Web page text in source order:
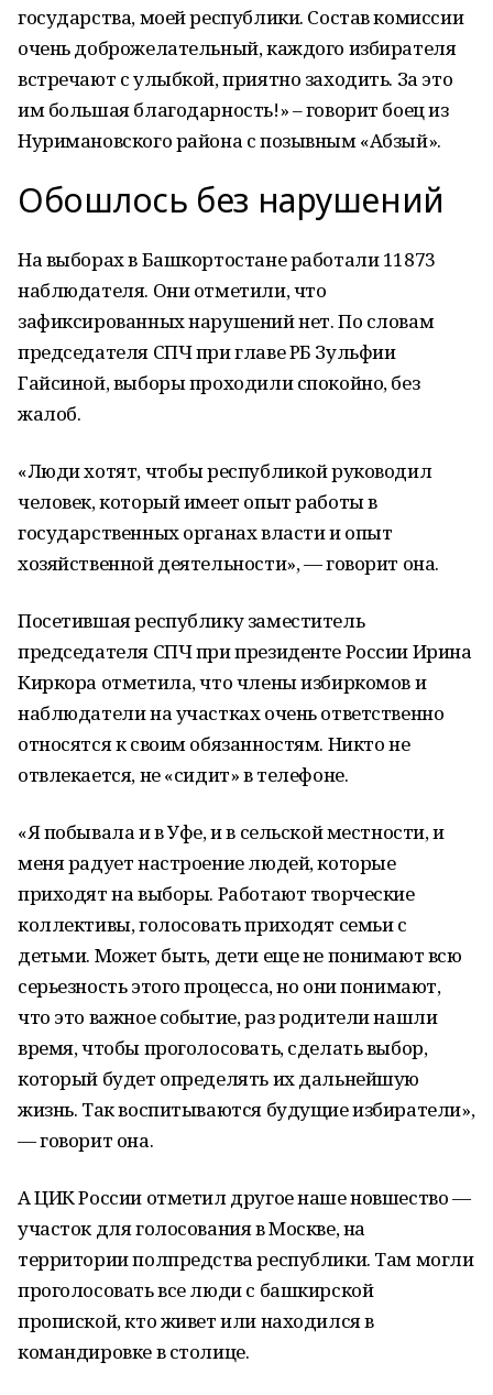
государства, моей республики. Состав комиссии
очень доброжелательный, каждого избирателя
встречают с улыбкой, приятно заходить. За это
им большая благодарность!» – говорит боец из
Нуримановского района с позывным «Абзый».
Обошлось без нарушений
На выборах в Башкортостане работали 11873
наблюдателя. Они отметили, что
зафиксированных нарушений нет. По словам
председателя СПЧ при главе РБ Зульфии
Гайсиной, выборы проходили спокойно, без
жалоб.
«Люди хотят, чтобы республикой руководил
человек, который имеет опыт работы в
государственных органах власти и опыт
хозяйственной деятельности», — говорит она.
Посетившая республику заместитель
председателя СПЧ при президенте России Ирина
Киркора отметила, что члены избиркомов и
наблюдатели на участках очень ответственно
относятся к своим обязанностям. Никто не
отвлекается, не «сидит» в телефоне.
«Я побывала и в Уфе, и в сельской местности, и
меня радует настроение людей, которые
приходят на выборы. Работают творческие
коллективы, голосовать приходят семьи с
детьми. Может быть, дети еще не понимают всю
серьезность этого процесса, но они понимают,
что это важное событие, раз родители нашли
время, чтобы проголосовать, сделать выбор,
который будет определять их дальнейшую
жизнь. Так воспитываются будущие избиратели»,
— говорит она.
А ЦИК России отметил другое наше новшество —
участок для голосования в Москве, на
территории полпредства республики. Там могли
проголосовать все люди с башкирской
пропиской, кто живет или находился в
командировке в столице.